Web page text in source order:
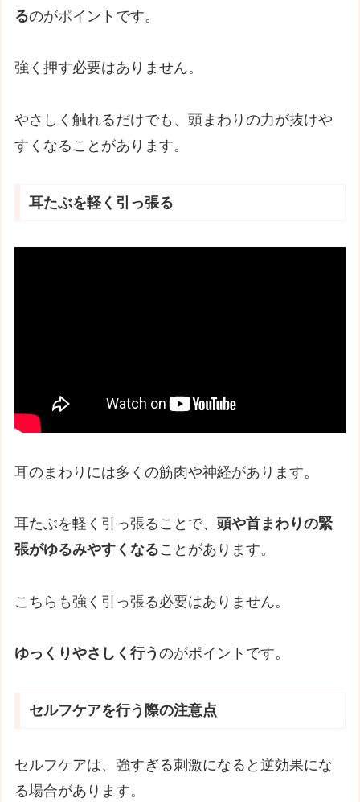
るのがポイントです。
強く押す必要はありません。
やさしく触れるだけでも、頭まわりの力が抜けや
すくなることがあります。
耳たぶを軽く引っ張る
耳のまわりには多くの筋肉や神経があります。
耳たぶを軽く引っ張ることで、頭や首まわりの緊
張がゆるみやすくなることがあります。
こちらも強く引っ張る必要はありません。
ゆっくりやさしく行うのがポイントです。
セルフケアを行う際の注意点
セルフケアは、強すぎる刺激になると逆効果にな
る場合があります。